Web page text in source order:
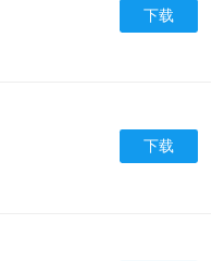
下载
下载